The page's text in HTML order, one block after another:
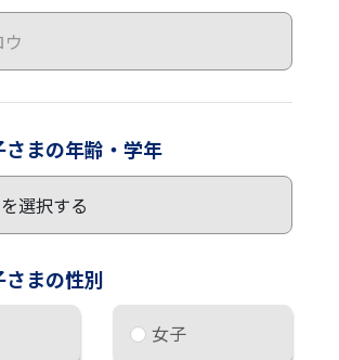
さまの年齢・学年
さまの性別
女子